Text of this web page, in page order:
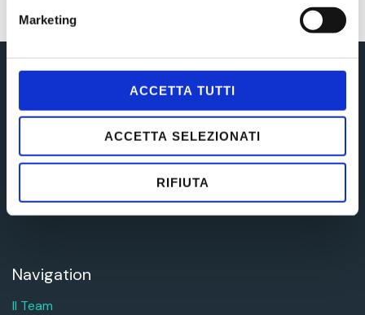
Marketing
ACCETTA TUTTI
ACCETTA SELEZIONATI
RIFIUTA
Newer Posts
Gli Avvocati di Soul Network ricevono su appuntamento
nei seguenti orari:
Navigation
Il Team